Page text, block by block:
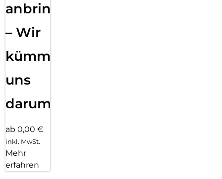
anbringen
– Wir
kümmern
uns
darum!
ab 0,00 €
inkl. MwSt.
Mehr
erfahren